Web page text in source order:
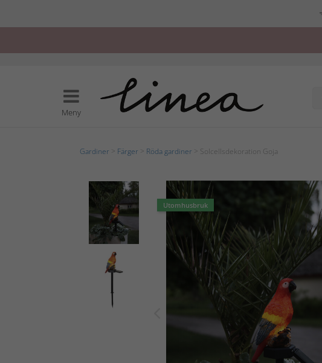
Meny
Gardiner Färger Röda gardiner > Solcellsdekoration Goja
Utomhusbruk